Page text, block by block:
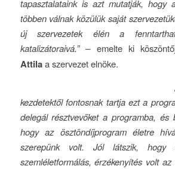
tapasztalataink is azt mutatják, hogy
többen válnak közülük saját
új szervezetek élén a
katalizátoraivá.”– emelte ki
Attilaa szervezet elnöke.
kezdetektől fontosnak tartja ezt a
delegál résztvevőket a programba, és
hogy az ösztöndíjprogram életre
szerepünk volt. Jól látszik, hogy
szemléletformálás, érzékenyítés volt